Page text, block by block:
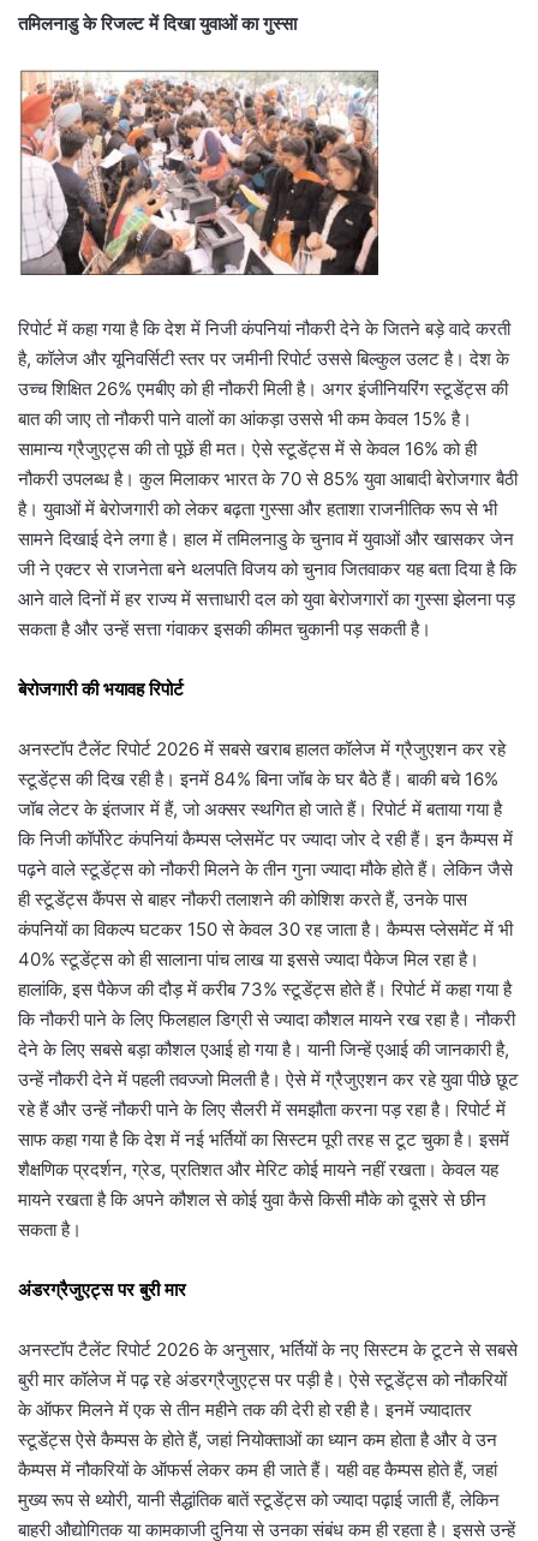
तमिलनाडु के रिजल्ट में दिखा युवाओं का गुस्सा
रिपोर्ट में कहा गया है कि देश में निजी कंपनियां नौकरी देने के जितने बड़े वादे करती
है, कॉलेज और यूनिवर्सिटी स्तर पर जमीनी रिपोर्ट उससे बिल्कुल उलट है। देश के
उच्च शिक्षित 26% एमबीए को ही नौकरी मिली है। अगर इंजीनियरिंग स्टूडेंट्स की
बात की जाए तो नौकरी पाने वालों का आंकड़ा उससे भी कम केवल 15% है।
सामान्य ग्रैजुएट्स की तो पूछें ही मत। ऐसे स्टूडेंट्स में से केवल 16% को ही
नौकरी उपलब्ध है। कुल मिलाकर भारत के 70 से 85% युवा आबादी बेरोजगार बैठी
है। युवाओं में बेरोजगारी को लेकर बढ़ता गुस्सा और हताशा राजनीतिक रूप से भी
सामने दिखाई देने लगा है। हाल में तमिलनाडु के चुनाव में युवाओं और खासकर जेन
जी ने एक्टर से राजनेता बने थलपति विजय को चुनाव जितवाकर यह बता दिया है कि
आने वाले दिनों में हर राज्य में सत्ताधारी दल को युवा बेरोजगारों का गुस्सा झेलना पड़
सकता है और उन्हें सत्ता गंवाकर इसकी कीमत चुकानी पड़ सकती है।
बेरोजगारी की भयावह रिपोर्ट
अनस्टॉप टैलेंट रिपोर्ट 2026 में सबसे खराब हालत कॉलेज में ग्रैजुएशन कर रहे
स्टूडेंट्स की दिख रही है। इनमें 84% बिना जॉब के घर बैठे हैं। बाकी बचे 16%
जॉब लेटर के इंतजार में हैं, जो अक्सर स्थगित हो जाते हैं। रिपोर्ट में बताया गया है
कि निजी कॉर्पोरेट कंपनियां कैम्पस प्लेसमेंट पर ज्यादा जोर दे रही हैं। इन कैम्पस में
पढ़ने वाले स्टूडेंट्स को नौकरी मिलने के तीन गुना ज्यादा मौके होते हैं। लेकिन जैसे
ही स्टूडेंट्स कैंपस से बाहर नौकरी तलाशने की कोशिश करते हैं, उनके पास
कंपनियों का विकल्प घटकर 150 से केवल 30 रह जाता है। कैम्पस प्लेसमेंट में भी
40% स्टूडेंट्स को ही सालाना पांच लाख या इससे ज्यादा पैकेज मिल रहा है।
हालांकि, इस पैकेज की दौड़ में करीब 73% स्टूडेंट्स होते हैं। रिपोर्ट में कहा गया है
कि नौकरी पाने के लिए फिलहाल डिग्री से ज्यादा कौशल मायने रख रहा है। नौकरी
देने के लिए सबसे बड़ा कौशल एआई हो गया है। यानी जिन्हें एआई की जानकारी है,
उन्हें नौकरी देने में पहली तवज्जो मिलती है। ऐसे में ग्रैजुएशन कर रहे युवा पीछे छूट
रहे हैं और उन्हें नौकरी पाने के लिए सैलरी में समझौता करना पड़ रहा है। रिपोर्ट में
साफ कहा गया है कि देश में नई भर्तियों का सिस्टम पूरी तरह स टूट चुका है। इसमें
शैक्षणिक प्रदर्शन, ग्रेड, प्रतिशत और मेरिट कोई मायने नहीं रखता। केवल यह
मायने रखता है कि अपने कौशल से कोई युवा कैसे किसी मौके को दूसरे से छीन
सकता है।
अंडरग्रैजुएट्स पर बुरी मार
अनस्टॉप टैलेंट रिपोर्ट 2026 के अनुसार, भर्तियों के नए सिस्टम के टूटने से सबसे
बुरी मार कॉलेज में पढ़ रहे अंडरग्रैजुएट्स पर पड़ी है। ऐसे स्टूडेंट्स को नौकरियों
के ऑफर मिलने में एक से तीन महीने तक की देरी हो रही है। इनमें ज्यादातर
स्टूडेंट्स ऐसे कैम्पस के होते हैं, जहां नियोक्ताओं का ध्यान कम होता है और वे उन
कैम्पस में नौकरियों के ऑफर्स लेकर कम ही जाते हैं। यही वह कैम्पस होते हैं, जहां
मुख्य रूप से थ्योरी, यानी सैद्धांतिक बातें स्टूडेंट्स को ज्यादा पढ़ाई जाती हैं, लेकिन
बाहरी औद्योगितक या कामकाजी दुनिया से उनका संबंध कम ही रहता है। इससे उन्हें